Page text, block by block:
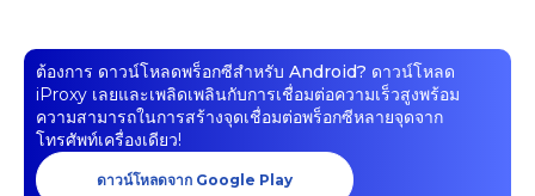
ต้องการ ดาวน์โหลดพร็อกซีสำหรับ Android? ดาวน์โหลด
iProxy เลยและเพลิดเพลินกับการเชื่อมต่อความเร็วสูงพร้อม
ความสามารถในการสร้างจุดเชื่อมต่อพร็อกซีหลายจุดจาก
โทรศัพท์เครื่องเดียว!
ดาวน์โหลดจาก Google Play